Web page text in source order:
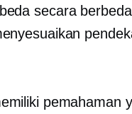
secara
pemahaman